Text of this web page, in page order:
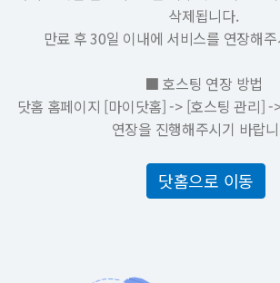
삭제됩니다.
만료 후 30일 이내에 서비스를 연장해
■ 호스팅 연장 방법
닷홈 홈페이지 [마이닷홈] -> [호스팅 관리] -
연장을 진행해주시기 바랍
닷홈으로 이동